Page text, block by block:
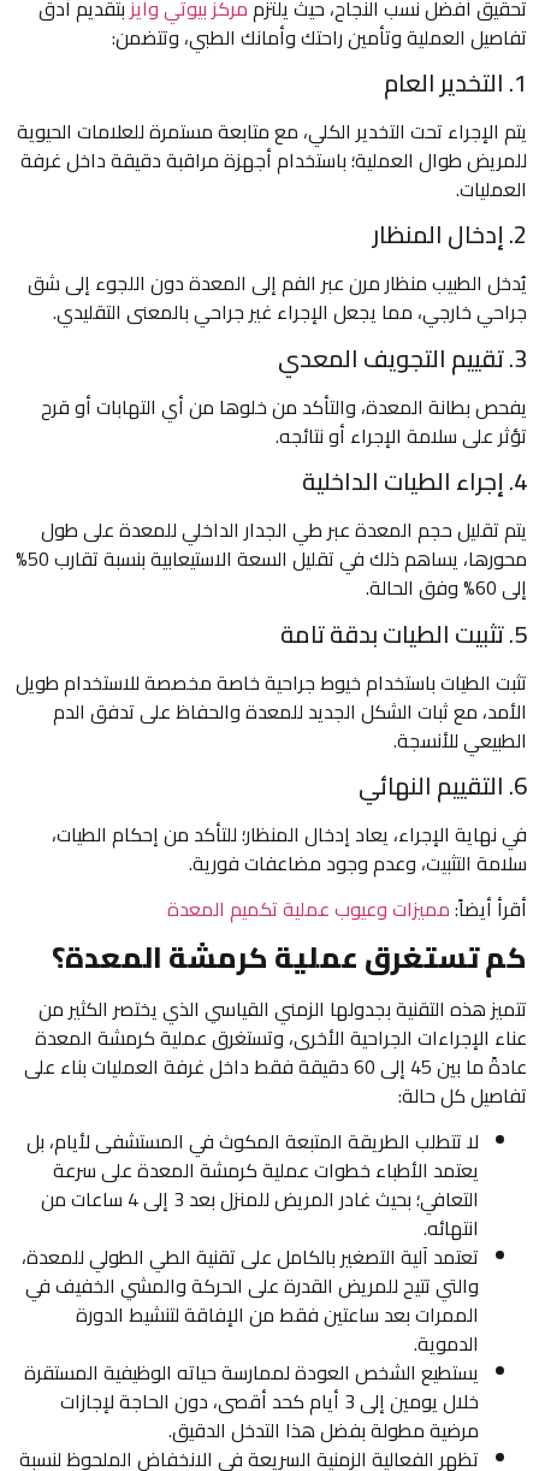
تحقيق أفضل نسب النجاح، حيث يلتزممركز بيوتي وايز بتقديم أدق
تفاصيل العملية وتأمين راحتك وأمانك الطبي، وتتضمن:
1. التخدير العام
يتم الإجراء تحت التخدير الكلي، مع متابعة مستمرة للعلامات الحيوية
للمريض طوال العملية؛ باستخدام أجهزة مراقبة دقيقة داخل غرفة
العمليات.
2. إدخال المنظار
يُدخل الطبيب منظار مرن عبر الفم إلى المعدة دون اللجوء إلى شق
جراحي خارجي، مما يجعل الإجراء غير جراحي بالمعنى التقليدي.
3. تقييم التجويف المعدي
يفحص بطانة المعدة، والتأكد من خلوها من أي التهابات أو قرح
تؤثر على سلامة الإجراء أو نتائجه.
4. إجراء الطيات الداخلية
يتم تقليل حجم المعدة عبر طي الجدار الداخلي للمعدة على طول
محورها، يساهم ذلك في تقليل السعة الاستيعابية بنسبة تقارب 50%
إلى 60% وفق الحالة.
5. تثبيت الطيات بدقة تامة
تثبت الطيات باستخدام خيوط جراحية خاصة مخصصة للاستخدام طويل
الأمد، مع ثبات الشكل الجديد للمعدة والحفاظ على تدفق الدم
الطبيعي للأنسجة.
6. التقييم النهائي
في نهاية الإجراء، يعاد إدخال المنظار؛ للتأكد من إحكام الطيات،
سلامة التثبيت، وعدم وجود مضاعفات فورية.
أقرأ أيضاً:مميزات وعيوب عملية تكميم المعدة
كم تستغرق عملية كرمشة المعدة؟
تتميز هذه التقنية بجدولها الزمني القياسي الذي يختصر الكثير من
عناء الإجراءات الجراحية الأخرى، وتستغرق عملية كرمشة المعدة
عادةً ما بين 45 إلى 60 دقيقة فقط داخل غرفة العمليات بناء على
تفاصيل كل حالة:
لا تتطلب الطريقة المتبعة المكوث في المستشفى لأيام، بل
يعتمد الأطباء خطوات عملية كرمشة المعدة على سرعة
التعافي؛ بحيث غادر المريض للمنزل بعد 3 إلى 4 ساعات من
انتهائه.
تعتمد آلية التصغير بالكامل على تقنية الطي الطولي للمعدة،
والتي تتيح للمريض القدرة على الحركة والمشي الخفيف في
الممرات بعد ساعتين فقط من الإفاقة لتنشيط الدورة
الدموية.
يستطيع الشخص العودة لممارسة حياته الوظيفية المستقرة
خلال يومين إلى 3 أيام كحد أقصى، دون الحاجة لإجازات
مرضية مطولة بفضل هذا التدخل الدقيق.
تظهر الفعالية الزمنية السريعة في الانخفاض الملحوظ لنسبة